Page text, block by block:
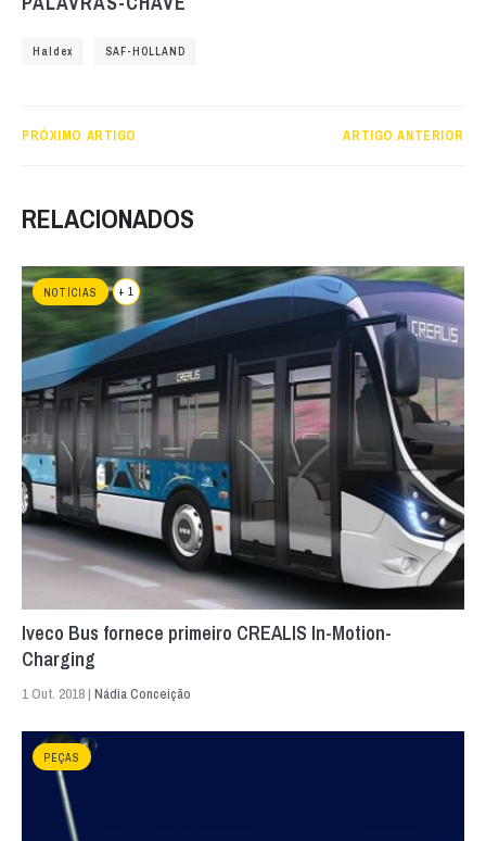
Haldex SAF-HOLLAND
PRÓXIMO ARTIGO ARTIGO ANTERIOR
RELACIONADOS
NOTÍCIAS + 1
Iveco Bus fornece primeiro CREALIS In-Motion-
Charging
1 Out. 2018 | Nádia Conceição
PEÇAS